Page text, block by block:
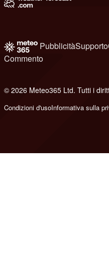
PubblicitàSupporto
Commento
© 2026 Meteo365 Ltd. Tutti i
Condizioni d'usoInformativa sulla